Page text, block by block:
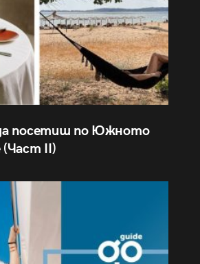
посетиш по Южното
(Част II)